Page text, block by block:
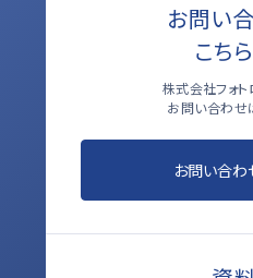
お問い
こち
株式会社フォ
お問い合わせ
お問い合わ